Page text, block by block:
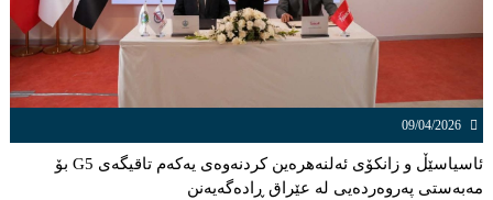
09/04/2026
ئاسیاسێڵ و زانکۆی ئەلنەهرەین کردنەوەی یەکەم تاقیگەی G5 بۆ
مەبەستی پەروەردەیی لە عێراق ڕادەگەیەنن